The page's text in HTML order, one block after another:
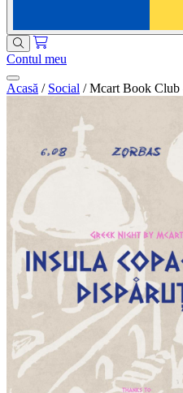
Contul meu
Acasă / Social / Mcart Book Club